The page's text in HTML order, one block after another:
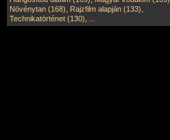
Növénytan (168), Rajzfilm alapján (133),
Technikatörténet (130),